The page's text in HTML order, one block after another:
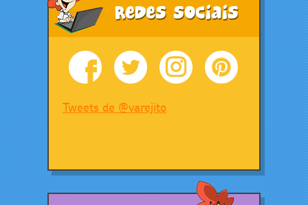
Redes Sociais
Tweets de @varejito